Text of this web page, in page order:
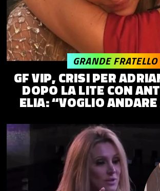
GF VIP, CRISI PER
DOPO LA LITE CON
ELIA: “VOGLIO
GRANDE FRATELLO